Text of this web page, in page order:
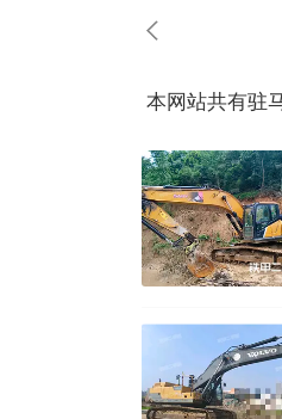
本网站共有驻
请输入手机号